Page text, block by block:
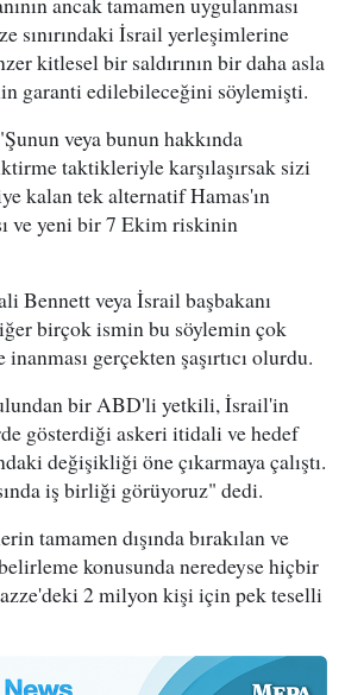
sınırındaki İsrail yerleşimlerine
kitlesel bir saldırının bir daha asla
garanti edilebileceğini söylemişti.
veya bunun hakkında
taktikleriyle karşılaşırsak sizi
kalan tek alternatif Hamas'ın
ve yeni bir 7 Ekim riskinin
Bennett veya İsrail başbakanı
birçok ismin bu söylemin çok
gerçekten şaşırtıcı olurdu.
bir ABD'li yetkili, İsrail'in
gösterdiği askeri itidali ve hedef
değişikliği öne çıkarmaya çalıştı.
iş birliği görüyoruz" dedi.
tamamen dışında bırakılan ve
konusunda neredeyse hiçbir
2 milyon kişi için pek teselli